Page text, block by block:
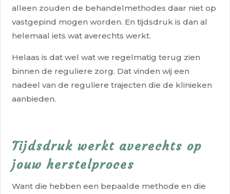
alleen zouden de behandelmethodes daar niet op
vastgepind mogen worden. En tijdsdruk is dan al
helemaal iets wat averechts werkt.
Helaas is dat wel wat we regelmatig terug zien
binnen de reguliere zorg. Dat vinden wij een
nadeel van de reguliere trajecten die de klinieken
aanbieden.
Tijdsdruk werkt averechts op
jouw herstelproces
Want die hebben een bepaalde methode en die